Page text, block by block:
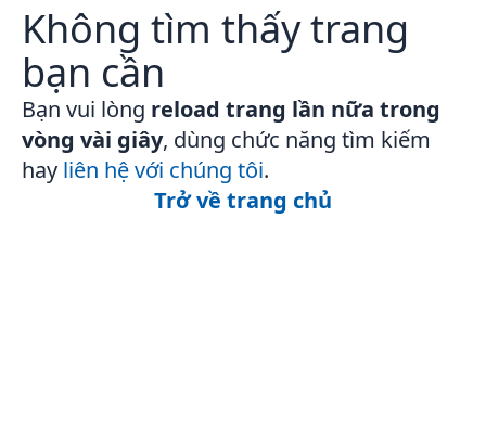
Không tìm thấy trang
bạn cần
Bạn vui lòng reload trang lần nữa trong
vòng vài giây, dùng chức năng tìm kiếm
hay liên hệ với chúng tôi.
Trở về trang chủ